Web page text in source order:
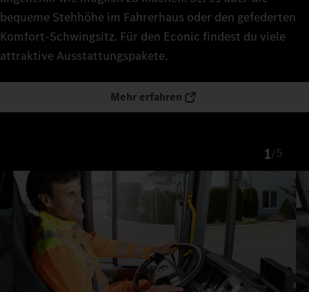
bequeme Stehhöhe im Fahrerhaus oder den gefederten
Komfort-Schwingsitz. Für den Econic findest du viele
attraktive Ausstattungspakete.
Mehr erfahren
1/5